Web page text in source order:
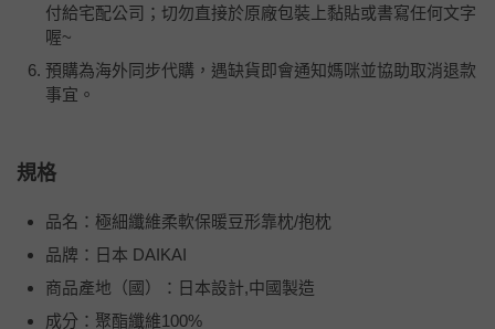
付給宅配公司；切勿直接於原廠包裝上黏貼或書寫任何文字
喔~
預購為海外同步代購，遇缺貨即會通知媽咪並協助取消退款
事宜。
規格
品名：極細纖維柔軟保暖豆形靠枕/抱枕
品牌：日本 DAIKAI
商品產地（國）：日本設計,中國製造
成分：聚酯纖維100%